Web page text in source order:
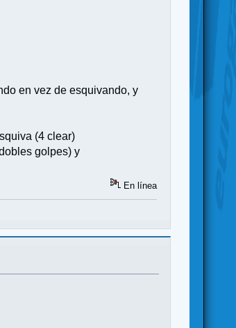
en vez de esquivando, y
(4 clear)
golpes) y
En línea